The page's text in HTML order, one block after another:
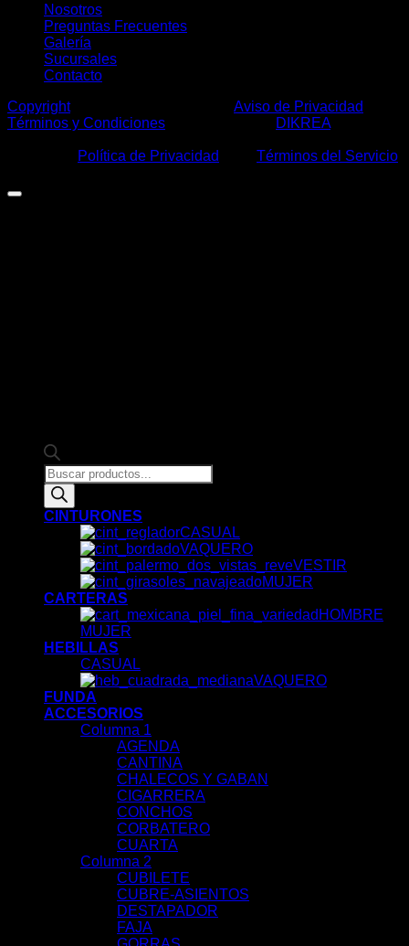
Nosotros
Preguntas Frecuentes
Galería
Sucursales
Contacto
Copyright2026 © Aviso de Privacidad
Términos y Condiciones
DIKREA|
Política de Privacidad
Términos del Servicio
Products
search
CINTURONES
CASUAL
VAQUERO
VESTIR
MUJER
CARTERAS
HOMBRE
MUJER
HEBILLAS
CASUAL
VAQUERO
FUNDA
ACCESORIOS
Columna 1
AGENDA
CANTINA
CHALECOS Y GABAN
CIGARRERA
CONCHOS
CORBATERO
CUARTA
Columna 2
CUBILETE
CUBRE-ASIENTOS
DESTAPADOR
FAJA